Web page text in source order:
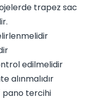
trapez sac
edilmelidir
alınmalıdır
pano tercihi